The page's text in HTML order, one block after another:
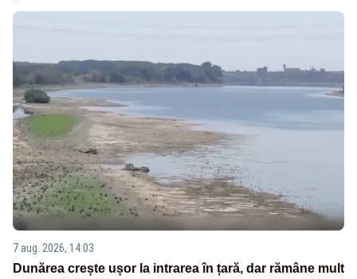
7 aug. 2026, 14:03
Dunărea crește ușor la intrarea în țară, dar rămâne mult